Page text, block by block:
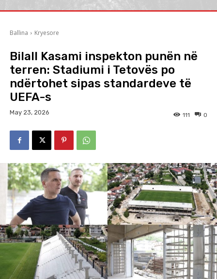
Ballina Kryesore
Bilall Kasami inspekton punën në
terren: Stadiumi i Tetovës po
ndërtohet sipas standardeve të
UEFA-s
May 23, 2026 0
111